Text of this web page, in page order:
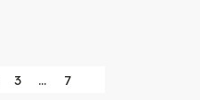
3 … 7